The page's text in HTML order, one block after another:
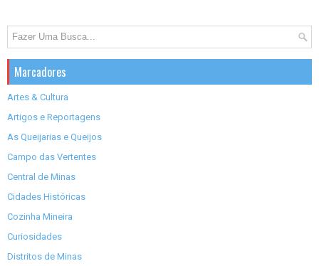
Marcadores
Artes & Cultura
Artigos e Reportagens
As Queijarias e Queijos
Campo das Vertentes
Central de Minas
Cidades Históricas
Cozinha Mineira
Curiosidades
Distritos de Minas